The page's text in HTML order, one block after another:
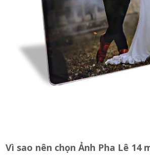
Vì sao nên chọn Ảnh Pha Lê 14